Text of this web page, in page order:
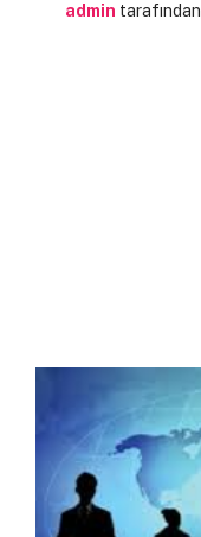
admin tarafından